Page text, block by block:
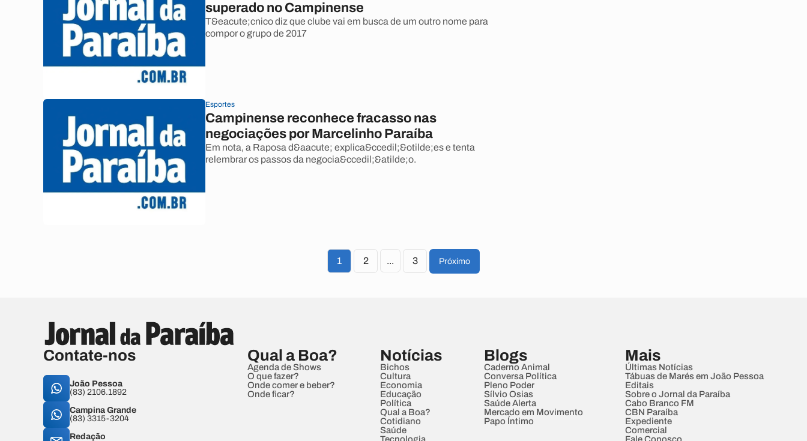
superado no Campinense
T&eacute;cnico diz que clube vai em busca de um outro nome para
compor o grupo de 2017
Esportes
Campinense reconhece fracasso nas
negociações por Marcelinho Paraíba
Em nota, a Raposa d&aacute; explica&ccedil;&otilde;es e tenta
relembrar os passos da negocia&ccedil;&atilde;o.
1 2 ... 3 Próximo
Contate-nos
João Pessoa
(83) 2106.1892
Campina Grande
(83) 3315-3204
Redação
Qual a Boa?
Agenda de Shows
O que fazer?
Onde comer e beber?
Onde ficar?
Notícias
Bichos
Cultura
Economia
Educação
Política
Qual a Boa?
Cotidiano
Saúde
Blogs
Caderno Animal
Conversa Política
Pleno Poder
Sílvio Osias
Saúde Alerta
Mercado em Movimento
Papo Íntimo
Mais
Últimas Notícias
Tábuas de Marés em João Pessoa
Editais
Sobre o Jornal da Paraíba
Cabo Branco FM
CBN Paraíba
Expediente
Comercial